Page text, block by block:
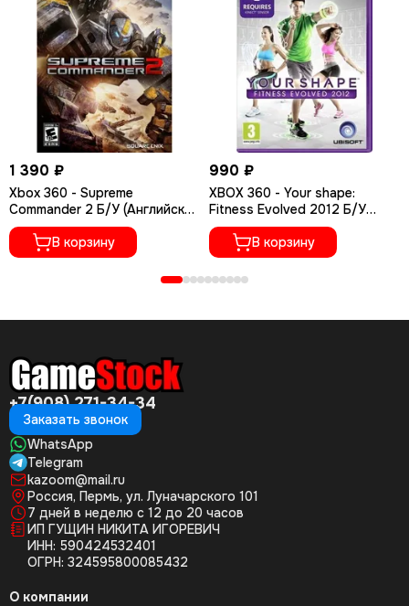
1 390 ₽
Xbox 360 - Supreme
Commander 2 Б/У (Английская
версия)
В корзину
990 ₽
XBOX 360 - Your shape:
Fitness Evolved 2012 Б/У
(Полностью на русском
языке)В корзину
+7(908) 271-34-34
Заказать звонок
WhatsApp
Telegram
kazoom@mail.ru
Россия, Пермь, ул. Луначарского 101
7 дней в неделю с 12 до 20 часов
ИП ГУЩИН НИКИТА ИГОРЕВИЧ
ИНН: 590424532401
ОГРН: 324595800085432
О компании